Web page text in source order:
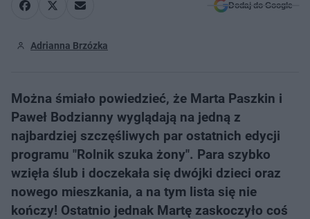
Dodaj do Google
Adrianna Brzózka
Można śmiało powiedzieć, że Marta Paszkin i
Paweł Bodzianny wyglądają na jedną z
najbardziej szczęśliwych par ostatnich edycji
programu "Rolnik szuka żony". Para szybko
wzięła ślub i doczekała się dwójki dzieci oraz
nowego mieszkania, a na tym lista się nie
kończy! Ostatnio jednak Martę zaskoczyło coś